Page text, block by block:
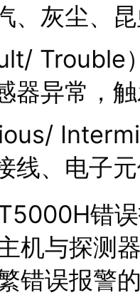
、灰尘、
Trouble
器异常，
线、电子
错
机与探测
错误报警